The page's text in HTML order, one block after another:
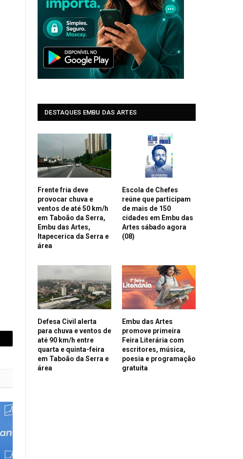
DESTAQUES EMBU DAS ARTES
Frente fria deve
provocar chuva e
ventos de até 50 km/h
em Taboão da Serra,
Embu das Artes,
Itapecerica da Serra e
área
Escola de Chefes
reúne que participam
de mais de 150
cidades em Embu das
Artes sábado agora
(08)
Defesa Civil alerta
para chuva e ventos de
até 90 km/h entre
quarta e quinta-feira
em Taboão da Serra e
área
Embu das Artes
promove primeira
Feira Literária com
escritores, música,
poesia e programação
gratuita